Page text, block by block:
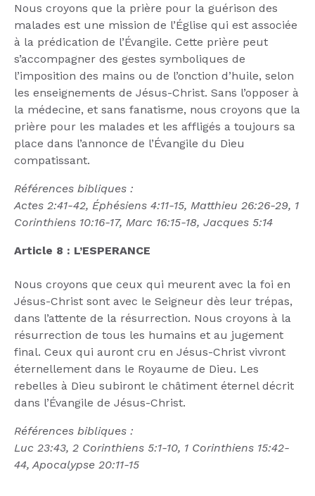
Nous croyons que la prière pour la guérison des
malades est une mission de l’Église qui est associée
à la prédication de l’Évangile. Cette prière peut
s’accompagner des gestes symboliques de
l’imposition des mains ou de l’onction d’huile, selon
les enseignements de Jésus-Christ. Sans l’opposer à
la médecine, et sans fanatisme, nous croyons que la
prière pour les malades et les affligés a toujours sa
place dans l’annonce de l’Évangile du Dieu
compatissant.
Références bibliques :
Actes 2:41-42, Éphésiens 4:11-15, Matthieu 26:26-29, 1
Corinthiens 10:16-17, Marc 16:15-18, Jacques 5:14
Article 8 : L’ESPERANCE
Nous croyons que ceux qui meurent avec la foi en
Jésus-Christ sont avec le Seigneur dès leur trépas,
dans l’attente de la résurrection. Nous croyons à la
résurrection de tous les humains et au jugement
final. Ceux qui auront cru en Jésus-Christ vivront
éternellement dans le Royaume de Dieu. Les
rebelles à Dieu subiront le châtiment éternel décrit
dans l’Évangile de Jésus-Christ.
Références bibliques :
Luc 23:43, 2 Corinthiens 5:1-10, 1 Corinthiens 15:42-
44, Apocalypse 20:11-15